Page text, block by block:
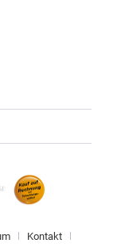
Kontakt